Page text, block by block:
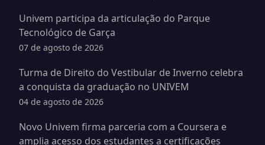
Univem participa da articulação do Parque
Tecnológico de Garça
07 de agosto de 2026
Turma de Direito do Vestibular de Inverno celebra
a conquista da graduação no UNIVEM
04 de agosto de 2026
Novo Univem firma parceria com a Coursera e
amplia acesso dos estudantes a certificações